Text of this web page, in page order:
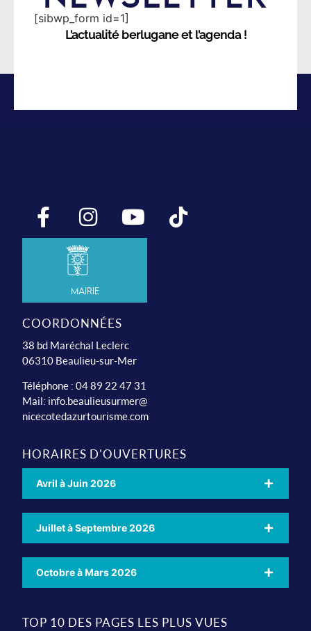
[sibwp_form id=1]
L’actualité berlugane et l’agenda !
Mairie
COORDONNÉES
38 bd Maréchal Leclerc
06310 Beaulieu-sur-Mer
Téléphone : 04 89 22 47 31
Mail: info.beaulieusurmer@
nicecotedazurtourisme.com
HORAIRES D'OUVERTURES
Avril à Juin 2026
Juillet à Septembre 2026
Octobre à Mars 2026
TOP 10 DES PAGES LES PLUS VUES